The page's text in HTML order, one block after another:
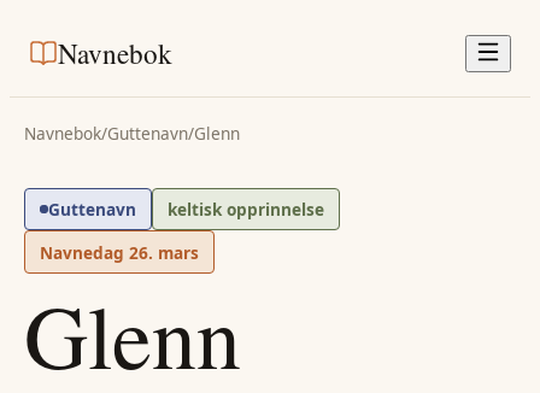
Navnebok
Navnebok/Guttenavn/Glenn
Guttenavn
keltisk opprinnelse
Navnedag 26. mars
Glenn